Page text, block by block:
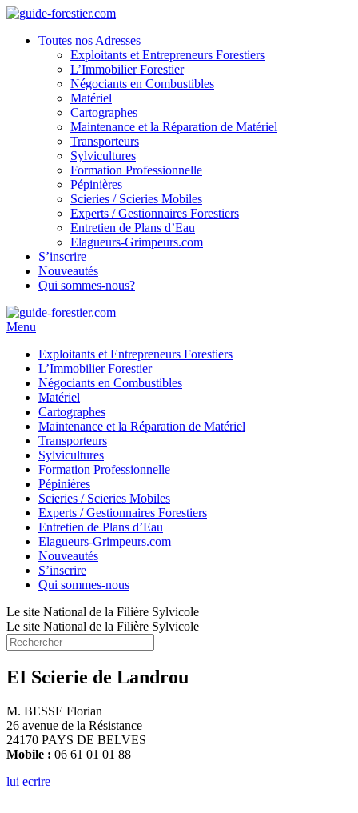
Toutes nos Adresses
Exploitants et Entrepreneurs Forestiers
L’Immobilier Forestier
Négociants en Combustibles
Matériel
Cartographes
Maintenance et la Réparation de Matériel
Transporteurs
Sylvicultures
Formation Professionnelle
Pépinières
Scieries / Scieries Mobiles
Experts / Gestionnaires Forestiers
Entretien de Plans d’Eau
Elagueurs-Grimpeurs.com
S’inscrire
Nouveautés
Qui sommes-nous?
Menu
Exploitants et Entrepreneurs Forestiers
L’Immobilier Forestier
Négociants en Combustibles
Matériel
Cartographes
Maintenance et la Réparation de Matériel
Transporteurs
Sylvicultures
Formation Professionnelle
Pépinières
Scieries / Scieries Mobiles
Experts / Gestionnaires Forestiers
Entretien de Plans d’Eau
Elagueurs-Grimpeurs.com
Nouveautés
S’inscrire
Qui sommes-nous
Le site National de la Filière Sylvicole
Le site National de la Filière Sylvicole
EI Scierie de Landrou
M. BESSE Florian
26 avenue de la Résistance
24170 PAYS DE BELVES
Mobile : 06 61 01 01 88
lui ecrire